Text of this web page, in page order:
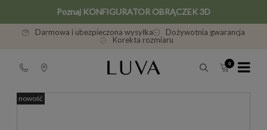
Poznaj KONFIGURATOR OBRĄCZEK 3D
Darmowa i ubezpieczona wysyłka
Dożywotnia gwarancja
Korekta rozmiaru
nowość